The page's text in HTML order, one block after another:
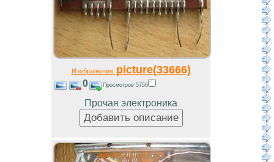
Изображениеpicture(33666)
0 Просмотров 5756
Прочая электроника